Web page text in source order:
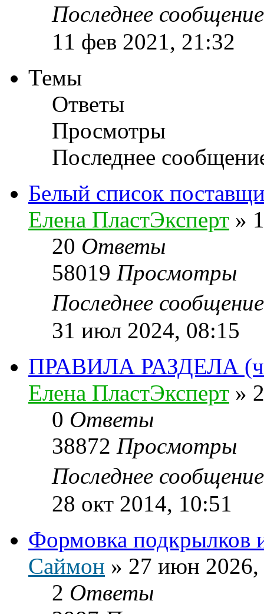
Последнее
11 фев 2021, 21:32
Темы
Ответы
Просмотры
Последнее
Белый список
Елена ПластЭксперт »
20 Ответы
58019 Просмотры
Последнее
31 июл 2024, 08:15
ПРАВИЛА РАЗДЕЛА
Елена ПластЭксперт »
0 Ответы
38872 Просмотры
Последнее
28 окт 2014, 10:51
Формовка
Саймон » 27 июн 2026,
2 Ответы